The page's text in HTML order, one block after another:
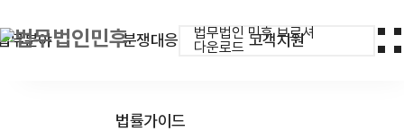
법무법인 민후 브로셔
다운로드
무분야 분쟁대응
법률가이드
고객지원